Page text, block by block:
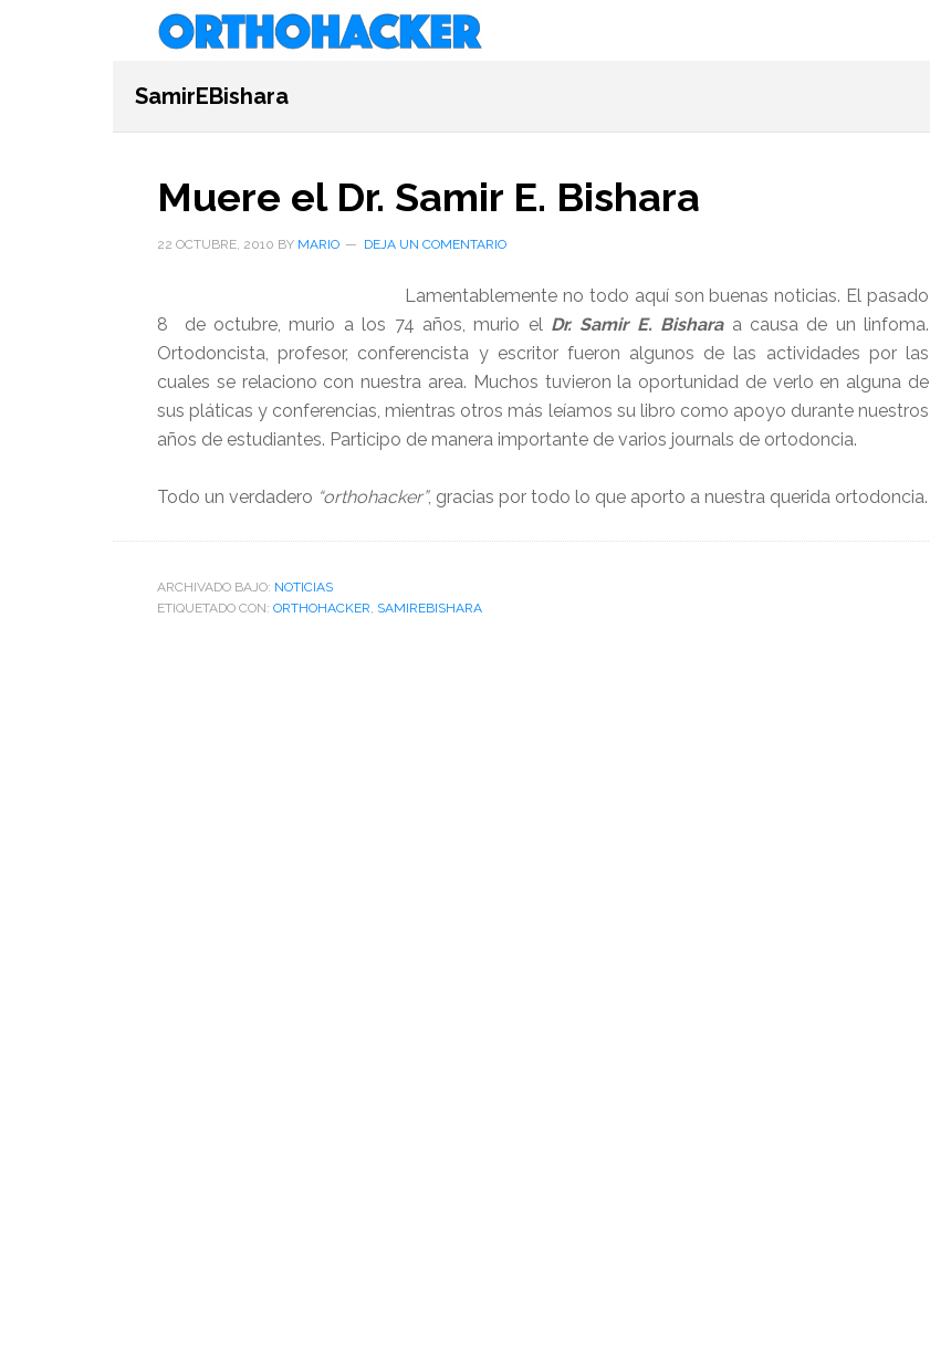
SamirEBishara
Muere el Dr. Samir E. Bishara
22 OCTUBRE, 2010 BY MARIO DEJA UN COMENTARIO
Lamentablemente no todo aquí son buenas noticias. El pasado
8 de octubre, murio a los 74 años, murio el Dr. Samir E. Bishara a causa de un linfoma.
Ortodoncista, profesor, conferencista y escritor fueron algunos de las actividades por las
cuales se relaciono con nuestra area. Muchos tuvieron la oportunidad de verlo en alguna de
sus pláticas y conferencias, mientras otros más leíamos su libro como apoyo durante nuestros
años de estudiantes. Participo de manera importante de varios journals de ortodoncia.
Todo un verdadero “orthohacker”, gracias por todo lo que aporto a nuestra querida ortodoncia.
ARCHIVADO BAJO: NOTICIAS
ETIQUETADO CON: ORTHOHACKER, SAMIREBISHARA